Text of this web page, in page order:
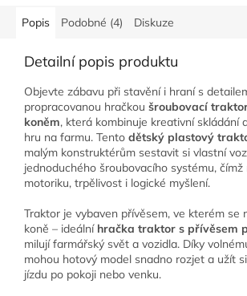
Popis Podobné (4) Diskuze
Detailní popis produktu
Objevte zábavu při stavění i hraní s
propracovanou hračkou šroubovací
koněm, která kombinuje kreativní skládání
hru na farmu. Tento dětský plastový
malým konstruktérům sestavit si vlastní
jednoduchého šroubovacího systému, čímž
motoriku, trpělivost i logické myšlení.
Traktor je vybaven přívěsem, ve kterém se
koně – ideální hračka traktor s přívěsem
milují farmářský svět a vozidla. Díky
mohou hotový model snadno rozjet a užít
jízdu po pokoji nebo venku.